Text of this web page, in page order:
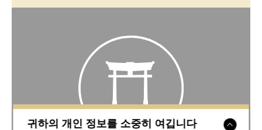
귀하의 개인 정보를 소중히 여깁니다